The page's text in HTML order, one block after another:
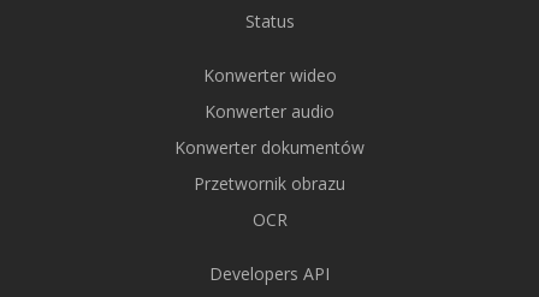
Status
Konwerter wideo
Konwerter audio
Konwerter dokumentów
Przetwornik obrazu
OCR
Developers API